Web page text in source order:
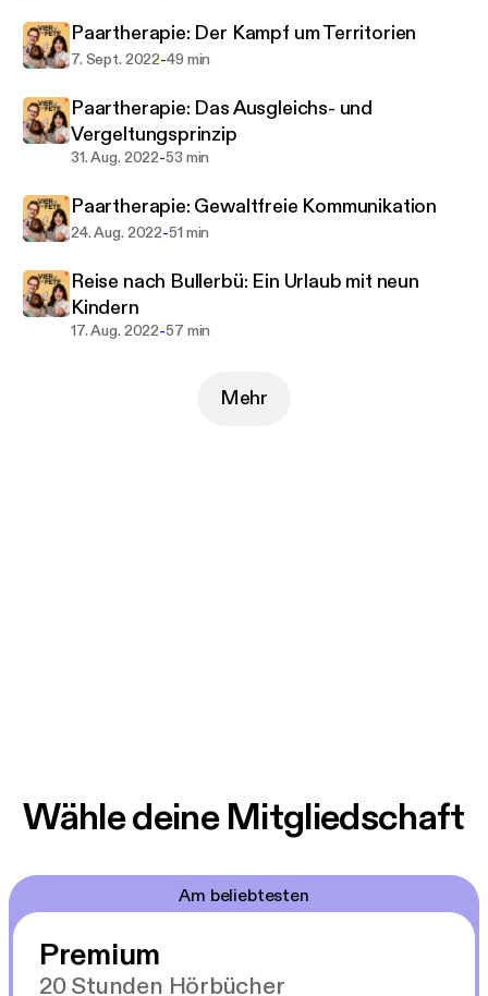
Paartherapie: Der Kampf um Territorien
7. Sept. 2022-49 min
Paartherapie: Das Ausgleichs- und
Vergeltungsprinzip
31. Aug. 2022-53 min
Paartherapie: Gewaltfreie Kommunikation
24. Aug. 2022-51 min
Reise nach Bullerbü: Ein Urlaub mit neun
Kindern
17. Aug. 2022-57 min
Mehr
Wähle deine Mitgliedschaft
Am beliebtesten
Premium
20 Stunden Hörbücher